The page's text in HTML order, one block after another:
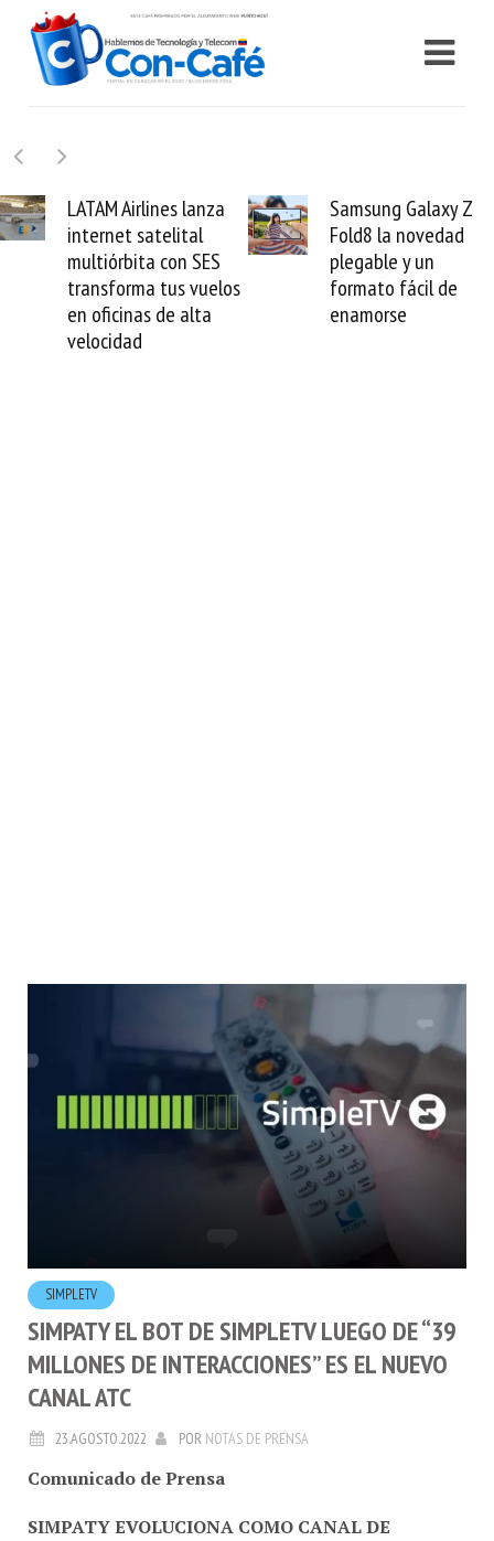
Samsung Galaxy Z
Fold8 la novedad
plegable y un
formato fácil de
enamorse
Cashea levanta 100
millones de dólares y
valida el crédito del
venezolano ante el
mundo
SIMPLETV
SIMPATY EL BOT DE SIMPLETV LUEGO DE “39
MILLONES DE INTERACCIONES” ES EL NUEVO
CANAL ATC
23.AGOSTO.2022
Comunicado de Prensa
ATENCIÓN DE SIMPLETV